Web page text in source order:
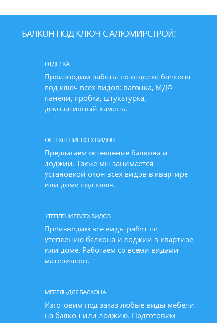
БАЛКОН ПОД КЛЮЧ С АЛЮМИРСТРОЙ!
ОТДЕЛКА
Производим работы по отделке балкона
под ключ всех видов: вагонка, МДФ
панели, пробка, штукатурка,
декоративный камень.
ОСТЕКЛЕНИЕ ВСЕХ ВИДОВ
Предлагаем остекление балкона и
лоджии. Также мы занимается
установкой окон всех видов в квартире
или доме под ключ.
УТЕПЛЕНИЕ ВСЕХ ВИДОВ
Производим все виды работ по
утеплению балкона и лоджии в квартире
или доме. Работаем со всеми видами
материалов.
МЕБЕЛЬ ДЛЯ БАЛКОНА
Изготовим под заказ любые виды мебели
на балкон или лоджию. Подготовим